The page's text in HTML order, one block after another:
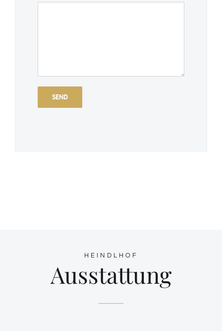
HEINDLHOF
Ausstattung